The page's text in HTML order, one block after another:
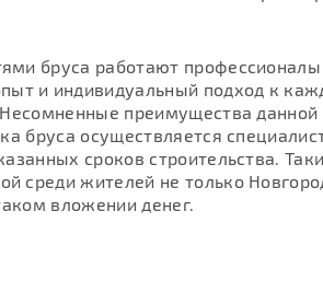
бруса работают профессионалы
и индивидуальный подход к
Несомненные преимущества
бруса осуществляется
сроков строительства.
среди жителей не только
вложении денег.